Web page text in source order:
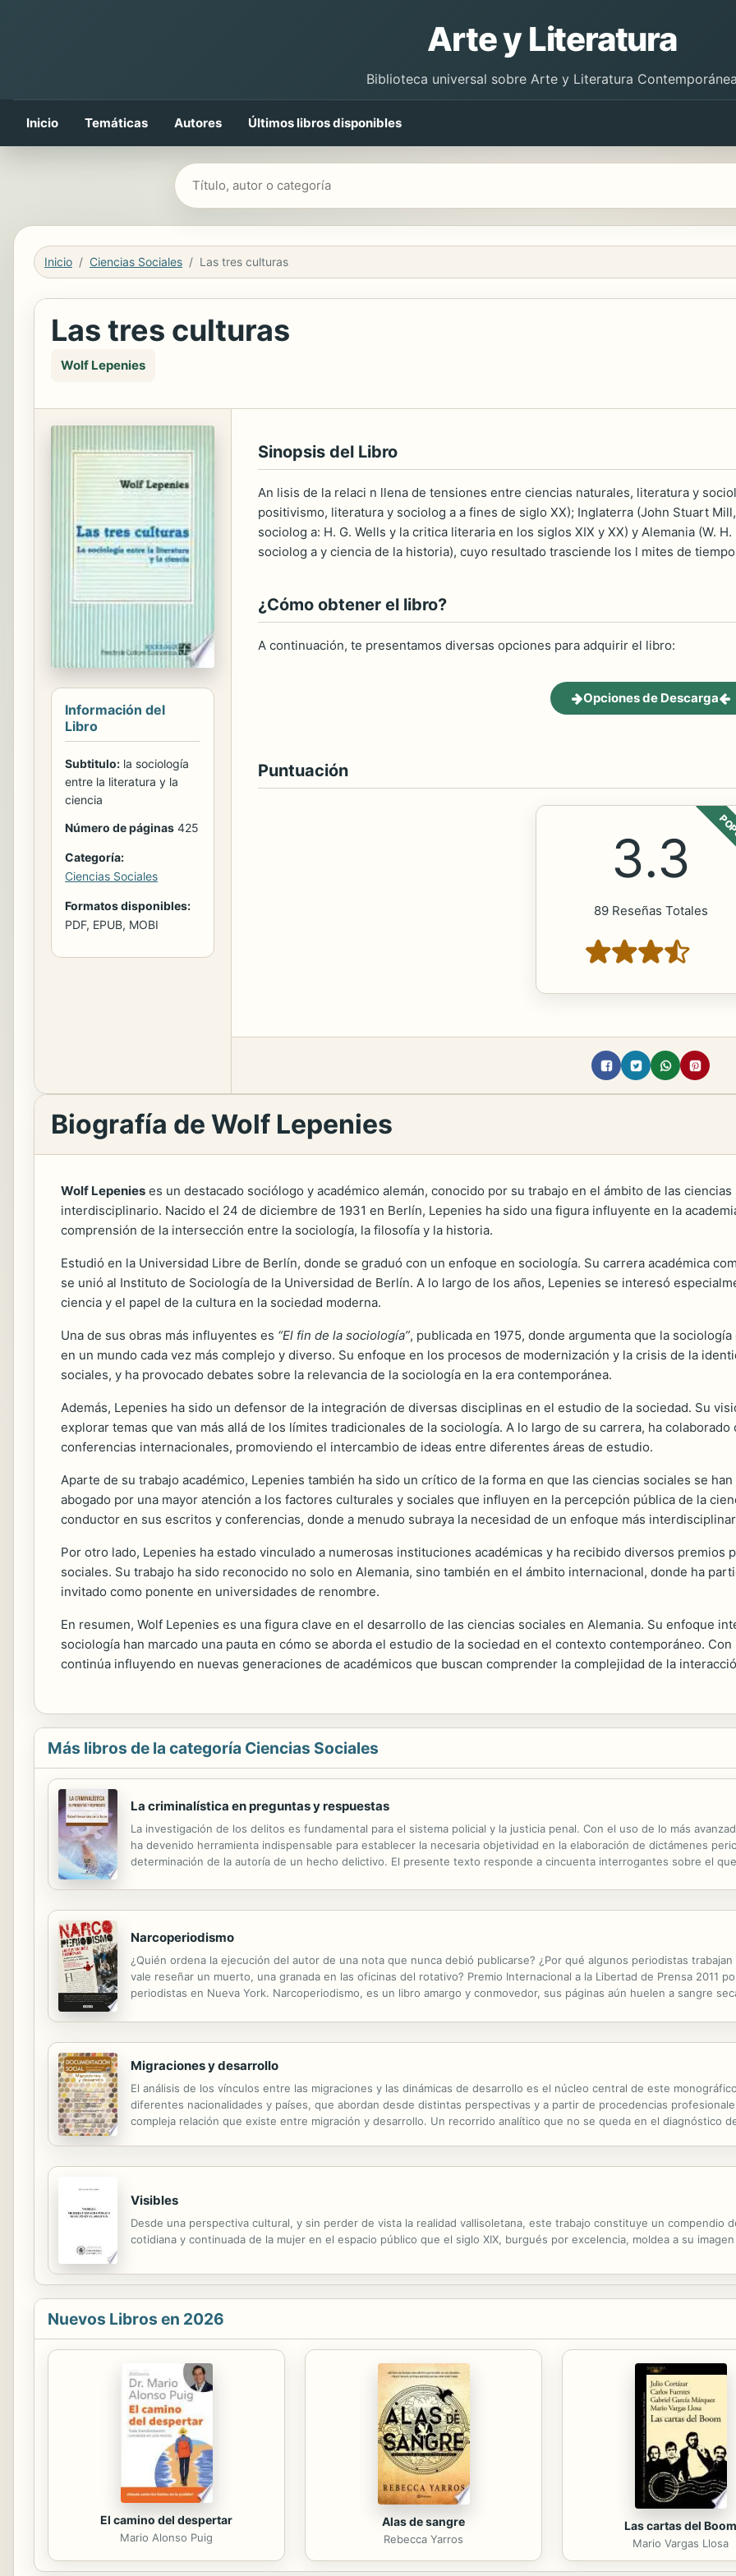
Arte y Literatura
Biblioteca universal sobre Arte y Literatura
Inicio Temáticas Autores Últimos libros disponibles
Buscar libros
Inicio Ciencias Sociales Las tres culturas
Las tres culturas
Wolf Lepenies
Información del
Libro
Subtitulo: la sociología
entre la literatura y la
ciencia
Número de páginas 425
Categoría:
Ciencias Sociales
Formatos disponibles:
PDF, EPUB, MOBI
Sinopsis del Libro
An lisis de la relaci n llena de tensiones entre ciencias naturales, literatura y
positivismo, literatura y sociolog a a fines de siglo XX); Inglaterra (John Stuart
sociolog a: H. G. Wells y la critica literaria en los siglos XIX y XX) y Alemania (W.
sociolog a y ciencia de la historia), cuyo resultado trasciende los l mites de
¿Cómo obtener el libro?
A continuación, te presentamos diversas opciones para adquirir el libro:
Opciones de Descarga
Puntuación
3.3
89 Reseñas Totales
Biografía de Wolf Lepenies
Wolf Lepenies es un destacado sociólogo y académico alemán, conocido por su trabajo en el ámbito de las
interdisciplinario. Nacido el 24 de diciembre de 1931 en Berlín, Lepenies ha sido una figura influyente en la
comprensión de la intersección entre la sociología, la filosofía y la historia.
Estudió en la Universidad Libre de Berlín, donde se graduó con un enfoque en sociología. Su carrera académica
se unió al Instituto de Sociología de la Universidad de Berlín. A lo largo de los años, Lepenies se interesó
ciencia y el papel de la cultura en la sociedad moderna.
Una de sus obras más influyentes es “El fin de la sociología”, publicada en 1975, donde argumenta que la
en un mundo cada vez más complejo y diverso. Su enfoque en los procesos de modernización y la crisis de la
sociales, y ha provocado debates sobre la relevancia de la sociología en la era contemporánea.
Además, Lepenies ha sido un defensor de la integración de diversas disciplinas en el estudio de la sociedad. Su
explorar temas que van más allá de los límites tradicionales de la sociología. A lo largo de su carrera, ha
conferencias internacionales, promoviendo el intercambio de ideas entre diferentes áreas de estudio.
Aparte de su trabajo académico, Lepenies también ha sido un crítico de la forma en que las ciencias sociales se
abogado por una mayor atención a los factores culturales y sociales que influyen en la percepción pública de la
conductor en sus escritos y conferencias, donde a menudo subraya la necesidad de un enfoque más
Por otro lado, Lepenies ha estado vinculado a numerosas instituciones académicas y ha recibido diversos premios
sociales. Su trabajo ha sido reconocido no solo en Alemania, sino también en el ámbito internacional, donde ha
invitado como ponente en universidades de renombre.
En resumen, Wolf Lepenies es una figura clave en el desarrollo de las ciencias sociales en Alemania. Su enfoque
sociología han marcado una pauta en cómo se aborda el estudio de la sociedad en el contexto contemporáneo.
continúa influyendo en nuevas generaciones de académicos que buscan comprender la complejidad de la
Más libros de la categoría Ciencias Sociales
La criminalística en preguntas y respuestas
La investigación de los delitos es fundamental para el sistema policial y la justicia penal. Con el uso de lo más
ha devenido herramienta indispensable para establecer la necesaria objetividad en la elaboración de dictámenes
determinación de la autoría de un hecho delictivo. El presente texto responde a cincuenta interrogantes sobre el
Narcoperiodismo
¿Quién ordena la ejecución del autor de una nota que nunca debió publicarse? ¿Por qué algunos periodistas
vale reseñar un muerto, una granada en las oficinas del rotativo? Premio Internacional a la Libertad de Prensa 2011
periodistas en Nueva York. Narcoperiodismo, es un libro amargo y conmovedor, sus páginas aún huelen a sangre
Migraciones y desarrollo
El análisis de los vínculos entre las migraciones y las dinámicas de desarrollo es el núcleo central de este
diferentes nacionalidades y países, que abordan desde distintas perspectivas y a partir de procedencias
compleja relación que existe entre migración y desarrollo. Un recorrido analítico que no se queda en el diagnóstico
Visibles
Desde una perspectiva cultural, y sin perder de vista la realidad vallisoletana, este trabajo constituye un compendio
cotidiana y continuada de la mujer en el espacio público que el siglo XIX, burgués por excelencia, moldea a su
Nuevos Libros en 2026
El camino del despertar
Mario Alonso Puig
Alas de sangre
Rebecca Yarros
Las cartas del Boom
Mario Vargas Llosa